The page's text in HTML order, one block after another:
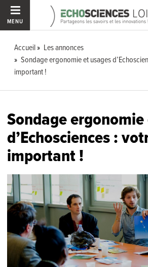
MENU
Accueil
Les annonces
Sondage ergonomie et usages
important !
Sondage
d’Echosciences :
important !